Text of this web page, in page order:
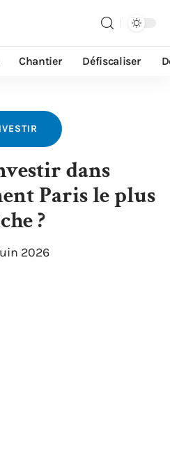
Chantier Défiscaliser
dans
Paris le plus
?
2026